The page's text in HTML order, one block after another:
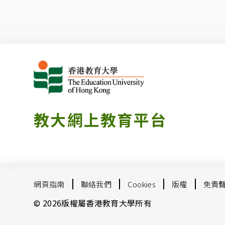
教大網上教育平台
網頁指南 聯絡我們 Cookies 版權 免責
© 2026版權屬香港教育大學所有